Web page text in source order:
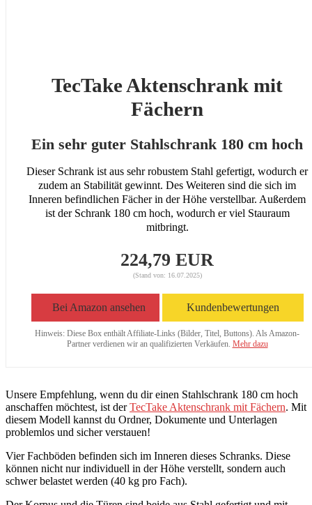
TecTake Aktenschrank mit
Fächern
Ein sehr guter Stahlschrank 180 cm hoch
Dieser Schrank ist aus sehr robustem Stahl gefertigt, wodurch er
zudem an Stabilität gewinnt. Des Weiteren sind die sich im
Inneren befindlichen Fächer in der Höhe verstellbar. Außerdem
ist der Schrank 180 cm hoch, wodurch er viel Stauraum
mitbringt.
224,79 EUR
(Stand von: 16.07.2025)
Bei Amazon ansehen Kundenbewertungen
Hinweis: Diese Box enthält Affiliate-Links (Bilder, Titel, Buttons). Als Amazon-
Partner verdienen wir an qualifizierten Verkäufen. Mehr dazu
Unsere Empfehlung, wenn du dir einen Stahlschrank 180 cm hoch
anschaffen möchtest, ist derTecTake Aktenschrank mit Fächern. Mit
diesem Modell kannst du Ordner, Dokumente und Unterlagen
problemlos und sicher verstauen!
Vier Fachböden befinden sich im Inneren dieses Schranks. Diese
können nicht nur individuell in der Höhe verstellt, sondern auch
schwer belastet werden (40 kg pro Fach).